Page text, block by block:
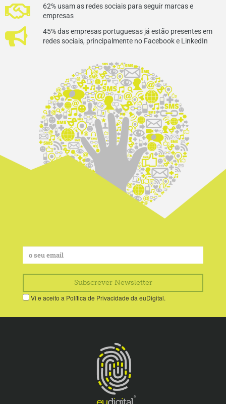
62% usam as redes sociais para seguir marcas e
empresas
45% das empresas portuguesas já estão presentes em
redes sociais, principalmente no Facebook e LinkedIn
Vi e aceito a Política de Privacidade da euDigital.